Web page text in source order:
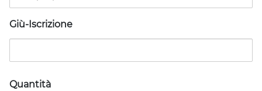
Giù-Iscrizione
Quantità